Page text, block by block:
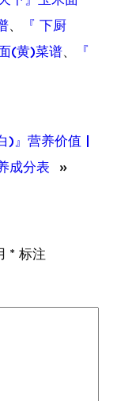
、
『 下厨
(黄)菜谱、
『
)』营养价值 |
成分表
»
* 标注